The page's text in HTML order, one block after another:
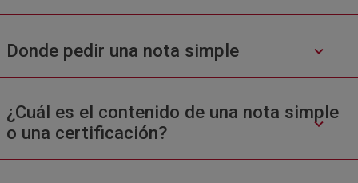
Donde pedir una nota simple
¿Cuál es el contenido de una nota simple
o una certificación?